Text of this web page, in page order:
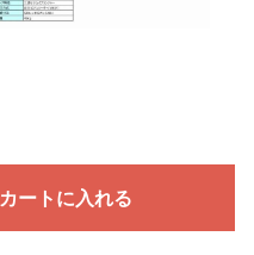
カートに入れる